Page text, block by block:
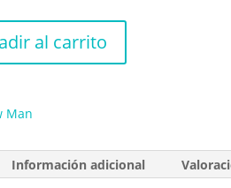
al carrito
Man
Información adicional